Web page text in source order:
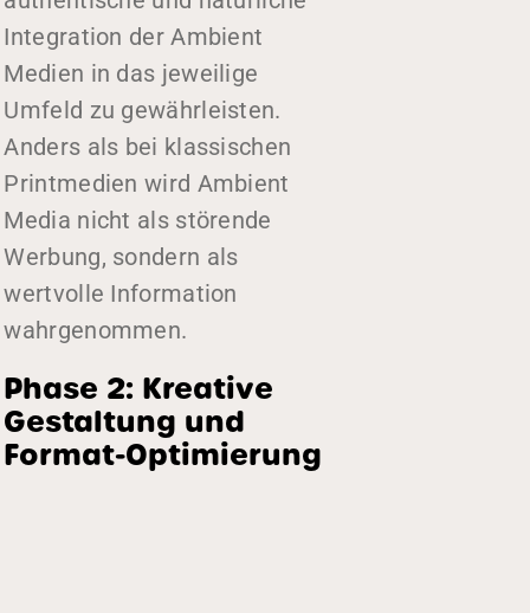
Integration der Ambient
Medien in das jeweilige
Umfeld zu gewährleisten.
Anders als bei klassischen
Printmedien wird Ambient
Media nicht als störende
Werbung, sondern als
wertvolle Information
wahrgenommen.
Phase 2: Kreative
Gestaltung und
Format-Optimierung